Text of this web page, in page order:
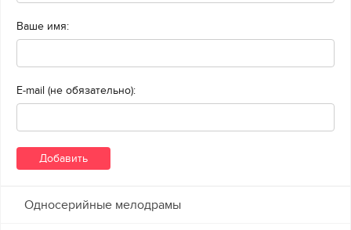
Ваше имя:
E-mail (не обязательно):
Односерийные мелодрамы